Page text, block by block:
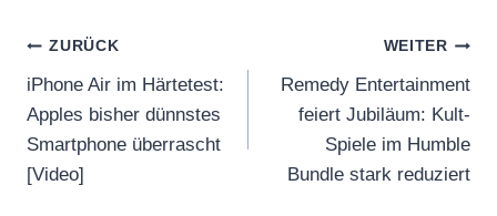
Beitragsnavigation
ZURÜCK
iPhone Air im Härtetest:
Apples bisher dünnstes
Smartphone überrascht
[Video]
WEITER
Remedy Entertainment
feiert Jubiläum: Kult-
Spiele im Humble
Bundle stark reduziert